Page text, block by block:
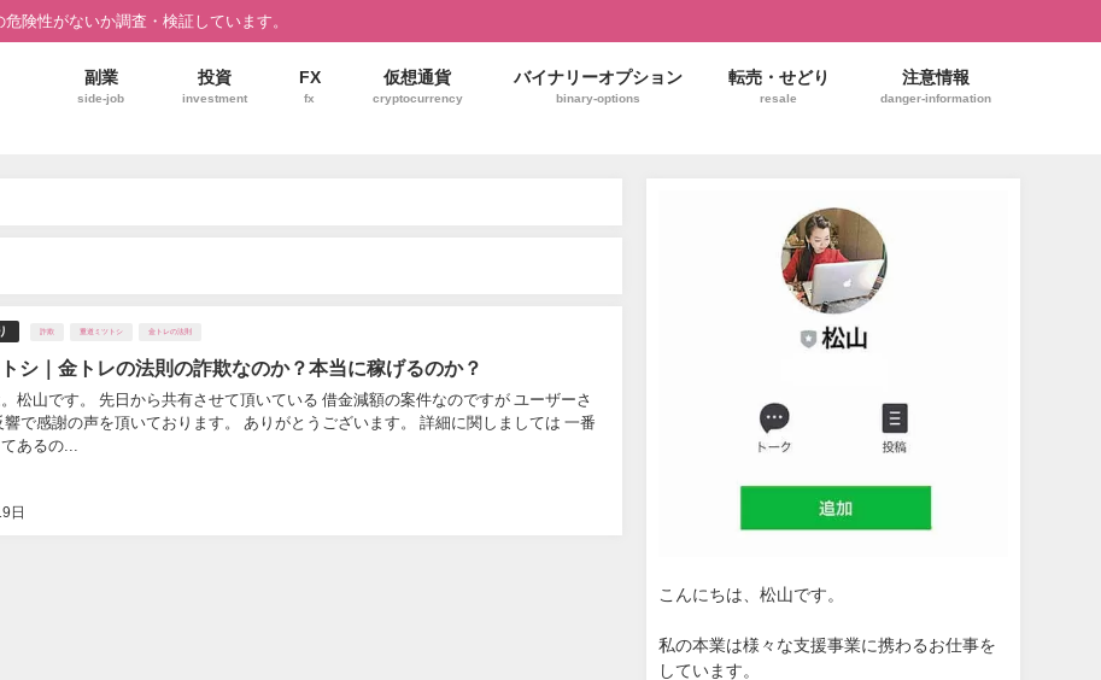
険性がないか調査・検証しています。
副業
side-job
投資
investment
FX
fx
仮想通貨
cryptocurrency
バイナリーオプション
binary-options
転売・せどり
resale
注意情報
danger-information
詐欺 重道ミツトシ 金トレの法則
シ｜金トレの法則の詐欺なのか？本当に稼げるのか？
日
松山です。 先日から共有させて頂いている 借金減額の案件なのですが ユーザーさ
響で感謝の声を頂いております。 ありがとうございます。 詳細に関しましては 一番
あるの...
こんにちは、松山です。
私の本業は様々な支援事業に携わるお仕事を
しています。